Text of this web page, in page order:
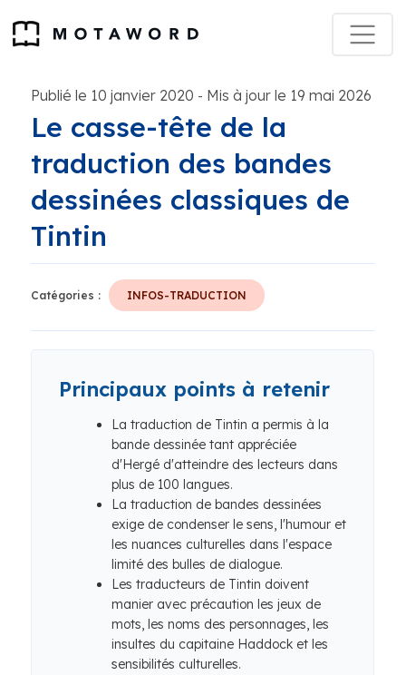
Publié le 10 janvier 2020 - Mis à jour le 19 mai 2026
Le casse-tête de la
traduction des bandes
dessinées classiques de
Tintin
Catégories : INFOS-TRADUCTION
Principaux points à retenir
La traduction de Tintin a permis à la
bande dessinée tant appréciée
d'Hergé d'atteindre des lecteurs dans
plus de 100 langues.
La traduction de bandes dessinées
exige de condenser le sens, l'humour et
les nuances culturelles dans l'espace
limité des bulles de dialogue.
Les traducteurs de Tintin doivent
manier avec précaution les jeux de
mots, les noms des personnages, les
insultes du capitaine Haddock et les
sensibilités culturelles.